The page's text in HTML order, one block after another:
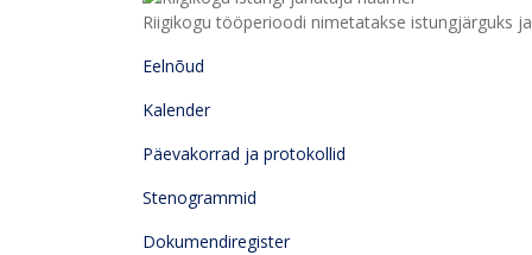
Riigikogu tööperioodi nimetatakse istungjärguks
Eelnõud
Kalender
Päevakorrad ja protokollid
Stenogrammid
Dokumendiregister